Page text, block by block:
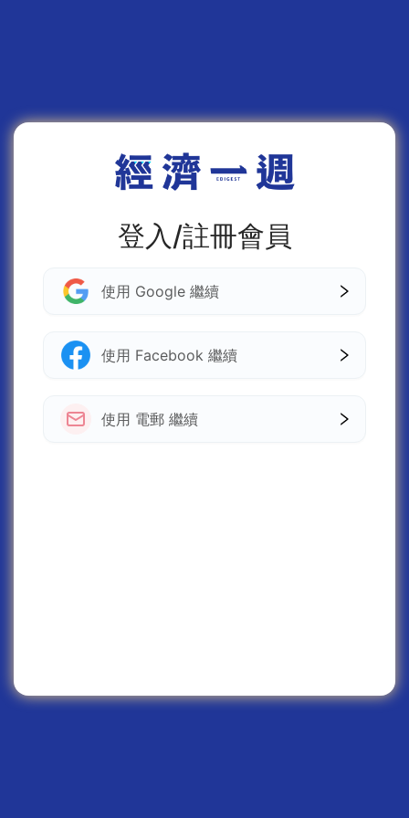
登入/註冊會員
使用 Google 繼續
使用 Facebook 繼續
使用 電郵 繼續